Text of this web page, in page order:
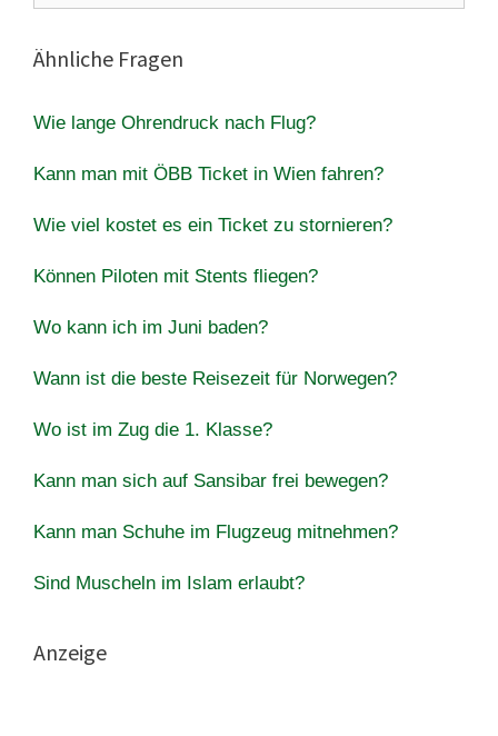
Ähnliche Fragen
Wie lange Ohrendruck nach Flug?
Kann man mit ÖBB Ticket in Wien fahren?
Wie viel kostet es ein Ticket zu stornieren?
Können Piloten mit Stents fliegen?
Wo kann ich im Juni baden?
Wann ist die beste Reisezeit für Norwegen?
Wo ist im Zug die 1. Klasse?
Kann man sich auf Sansibar frei bewegen?
Kann man Schuhe im Flugzeug mitnehmen?
Sind Muscheln im Islam erlaubt?
Anzeige